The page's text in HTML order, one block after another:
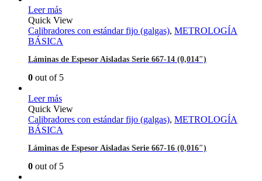
Leer más
Quick View
Calibradores con estándar fijo (galgas), METROLOGÍA
BÁSICA
Láminas de Espesor Aisladas Serie 667-14 (0,014″)
0 out of 5
Leer más
Quick View
Calibradores con estándar fijo (galgas), METROLOGÍA
BÁSICA
Láminas de Espesor Aisladas Serie 667-16 (0,016″)
0 out of 5